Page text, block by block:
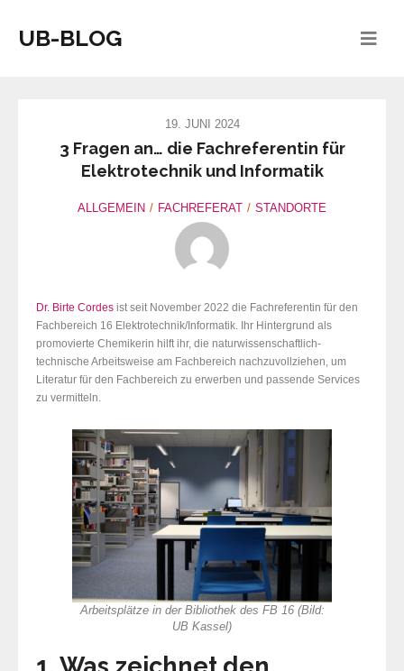
UB-BLOG
19. JUNI 2024
3 Fragen an… die Fachreferentin für
Elektrotechnik und Informatik
ALLGEMEIN FACHREFERAT STANDORTE
Dr. Birte Cordes ist seit November 2022 die Fachreferentin für den
Fachbereich 16 Elektrotechnik/Informatik. Ihr Hintergrund als
promovierte Chemikerin hilft ihr, die naturwissenschaftlich-
technische Arbeitsweise am Fachbereich nachzuvollziehen, um
Literatur für den Fachbereich zu erwerben und passende Services
zu vermitteln.
Arbeitsplätze in der Bibliothek des FB 16 (Bild:
UB Kassel)